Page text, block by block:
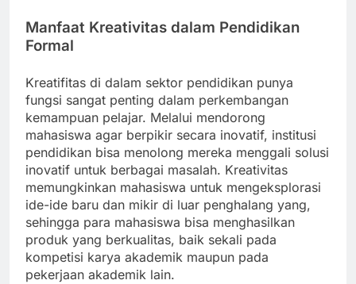
Manfaat Kreativitas dalam Pendidikan
Formal
Kreatifitas di dalam sektor pendidikan punya
fungsi sangat penting dalam perkembangan
kemampuan pelajar. Melalui mendorong
mahasiswa agar berpikir secara inovatif, institusi
pendidikan bisa menolong mereka menggali solusi
inovatif untuk berbagai masalah. Kreativitas
memungkinkan mahasiswa untuk mengeksplorasi
ide-ide baru dan mikir di luar penghalang yang,
sehingga para mahasiswa bisa menghasilkan
produk yang berkualitas, baik sekali pada
kompetisi karya akademik maupun pada
pekerjaan akademik lain.